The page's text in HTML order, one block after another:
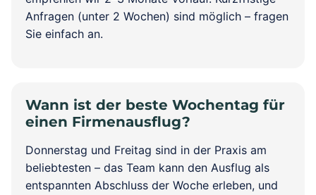
Anfragen (unter 2 Wochen) sind möglich – fragen
Sie einfach an.
Wann ist der beste Wochentag für
einen Firmenausflug?
Donnerstag und Freitag sind in der Praxis am
beliebtesten – das Team kann den Ausflug als
entspannten Abschluss der Woche erleben, und